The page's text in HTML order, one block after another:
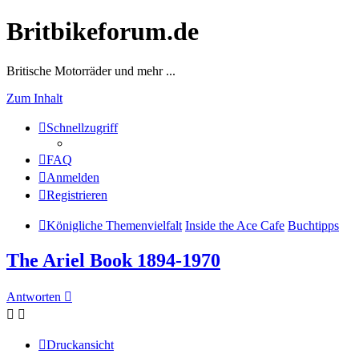
Britbikeforum.de
Britische Motorräder und mehr ...
Zum Inhalt
Schnellzugriff
FAQ
Anmelden
Registrieren
Königliche Themenvielfalt Inside the Ace Cafe Buchtipps
The Ariel Book 1894-1970
Antworten
Druckansicht